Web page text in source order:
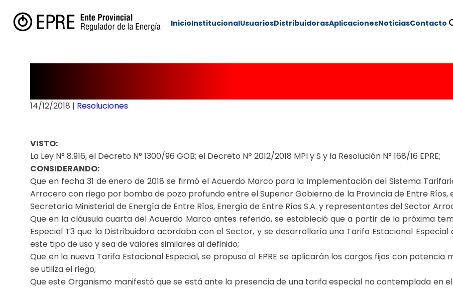
InicioInstitucionalUsuariosDistribuidorasAplicacionesNoticiasContacto
14/12/2018 | Resoluciones
VISTO:
La Ley N° 8.916, el Decreto N° 1300/96 GOB; el Decreto Nº 2012/2018 MPI y S y la Resolución N° 168/16 EPRE;
CONSIDERANDO:
Que en fecha 31 de enero de 2018 se firmó el Acuerdo Marco para la Implementación del Sistema
Arrocero con riego por bomba de pozo profundo entre el Superior Gobierno de la Provincia de Entre Ríos,
Secretaría Ministerial de Energía de Entre Ríos, Energía de Entre Ríos S.A. y representantes del Sector
Que en la cláusula cuarta del Acuerdo Marco antes referido, se estableció que a partir de la próxima
Especial T3 que la Distribuidora acordaba con el Sector, y se desarrollaría una Tarifa Estacional
este tipo de uso y sea de valores similares al definido;
Que en la nueva Tarifa Estacional Especial, se propuso al EPRE se aplicarán los cargos fijos con
se utiliza el riego;
Que este Organismo manifestó que se está ante la presencia de una tarifa especial no contemplada en el